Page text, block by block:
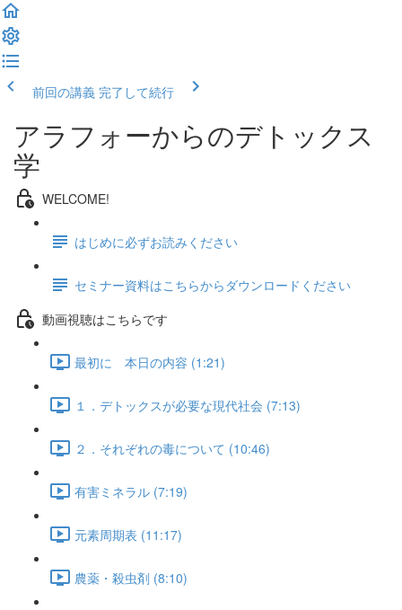
前回の講義 完了して続行
アラフォーからのデトックス
学
WELCOME!
はじめに必ずお読みください
セミナー資料はこちらからダウンロードください
動画視聴はこちらです
最初に 本日の内容 (1:21)
１．デトックスが必要な現代社会 (7:13)
２．それぞれの毒について (10:46)
有害ミネラル (7:19)
元素周期表 (11:17)
農薬・殺虫剤 (8:10)